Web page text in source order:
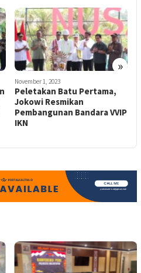
»
October 29, 2023
Tekan Angka Stunting, Pj
Bupati PPU Serahkan
Bantuan Gizi dan Makanan
Tambahan Kepada Anak